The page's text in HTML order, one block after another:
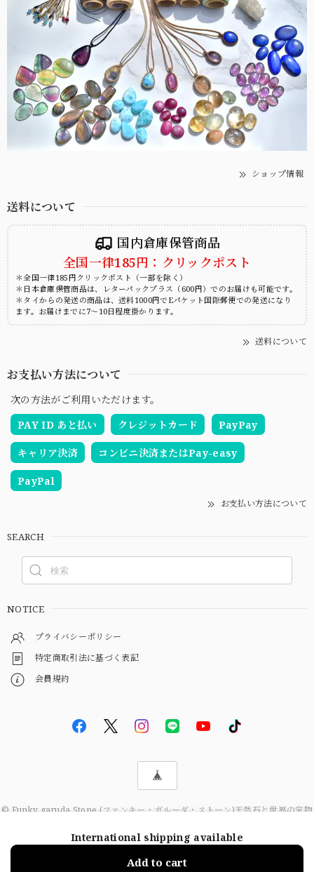
ショップ情報
送料について
国内倉庫保管商品
全国一律185円：クリックポスト
＊全国一律185円クリックポスト（一部を除く）
＊日本倉庫保管商品は、レターパックプラス（600円）でのお届けも可能です。
＊タイからの発送の商品は、送料1000円でEパケット国際郵便での発送になり
ます。お届けまでに7～10日程度掛かります。
送料について
お支払い方法について
次の方法がご利用いただけます。
PAY ID あと払い
クレジットカード PayPay
キャリア決済 コンビニ決済またはPay-easy
PayPal
お支払い方法について
SEARCH
NOTICE
プライバシーポリシー
特定商取引法に基づく表記
会員規約
© Funky garuda Stone (ファンキー・ガルーダ・ストーン)天然石と世界の宝物
International shipping available
Add to cart